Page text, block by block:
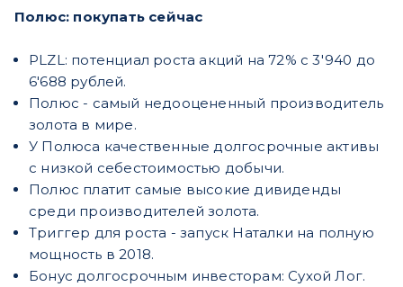
Полюс: покупать сейчас
PLZL: потенциал роста акций на 72% с 3'940 до
6'688 рублей.
Полюс - самый недооцененный производитель
золота в мире.
У Полюса качественные долгосрочные активы
с низкой себестоимостью добычи.
Полюс платит самые высокие дивиденды
среди производителей золота.
Триггер для роста - запуск Наталки на полную
мощность в 2018.
Бонус долгосрочным инвесторам: Сухой Лог.